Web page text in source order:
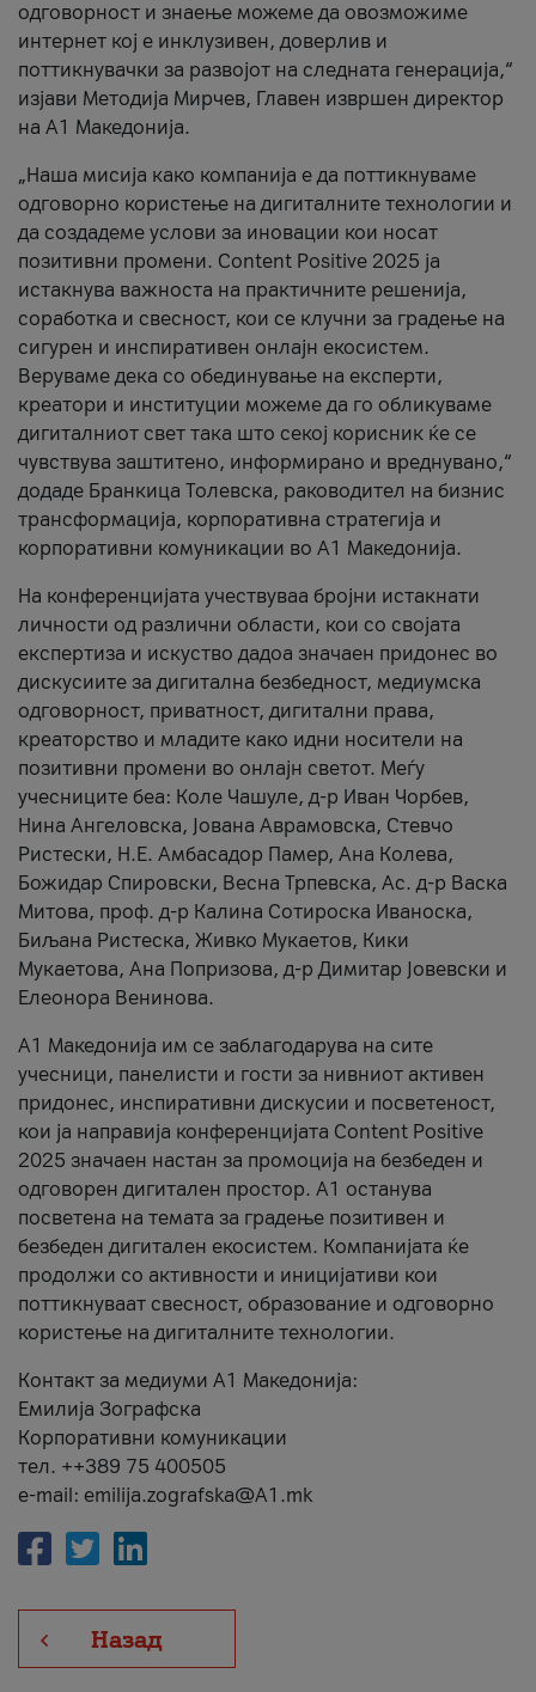
одговорност и знаење можеме да овозможиме
интернет кој е инклузивен, доверлив и
поттикнувачки за развојот на следната генерација,“
изјави Методија Мирчев, Главен извршен директор
на А1 Македонија.
„Наша мисија како компанија е да поттикнуваме
одговорно користење на дигиталните технологии и
да создадеме услови за иновации кои носат
позитивни промени. Content Positive 2025 ја
истакнува важноста на практичните решенија,
соработка и свесност, кои се клучни за градење на
сигурен и инспиративен онлајн екосистем.
Веруваме дека со обединување на експерти,
креатори и институции можеме да го обликуваме
дигиталниот свет така што секој корисник ќе се
чувствува заштитено, информирано и вреднувано,“
додаде Бранкица Толевска, раководител на бизнис
трансформација, корпоративна стратегија и
корпоративни комуникации во А1 Македонија.
На конференцијата учествуваа бројни истакнати
личности од различни области, кои со својата
експертиза и искуство дадоа значаен придонес во
дискусиите за дигитална безбедност, медиумска
одговорност, приватност, дигитални права,
креаторство и младите како идни носители на
позитивни промени во онлајн светот. Меѓу
учесниците беа: Коле Чашуле, д-р Иван Чорбев,
Нина Ангеловска, Јована Аврамовска, Стевчо
Ристески, Н.Е. Амбасадор Памер, Ана Колева,
Божидар Спировски, Весна Трпевска, Ас. д-р Васка
Митова, проф. д-р Калина Сотироска Иваноска,
Биљана Ристеска, Живко Мукаетов, Кики
Мукаетова, Ана Попризова, д-р Димитар Јовевски и
Елеонора Венинова.
А1 Македонија им се заблагодарува на сите
учесници, панелисти и гости за нивниот активен
придонес, инспиративни дискусии и посветеност,
кои ја направија конференцијата Content Positive
2025 значаен настан за промоција на безбеден и
одговорен дигитален простор. А1 останува
посветена на темата за градење позитивен и
безбеден дигитален екосистем. Компанијата ќе
продолжи со активности и иницијативи кои
поттикнуваат свесност, образование и одговорно
користење на дигиталните технологии.
Контакт за медиуми А1 Македонија:
Емилија Зографска
Корпоративни комуникации
тел. ++389 75 400505
e-mail: emilija.zografska@A1.mk
Назад